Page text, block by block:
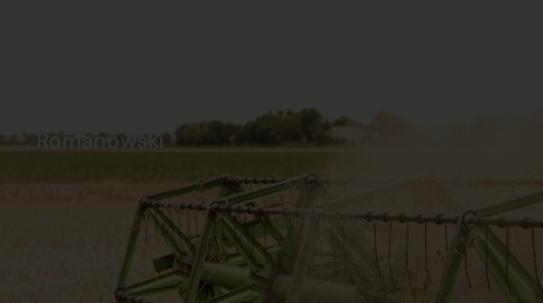
Romanowski
Sklep internetowy
Praca
Ubezpieczenia